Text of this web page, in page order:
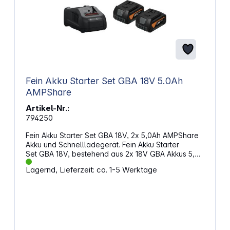
Fein Akku Starter Set GBA 18V 5.0Ah
AMPShare
Artikel-Nr.:
794250
Fein Akku Starter Set GBA 18V, 2x 5,0Ah AMPShare
Akku und Schnellladegerät. Fein Akku Starter
Set GBA 18V, bestehend aus 2x 18V GBA Akkus 5,0
Ah und passendem Schnellladegerät.
Eigenschaften: Akkupacks kompatibel mit allen
Lagernd, Lieferzeit: ca. 1-5 Werktage